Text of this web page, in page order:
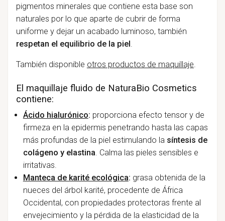
pigmentos minerales que contiene esta base son
naturales por lo que aparte de cubrir de forma
uniforme y dejar un acabado luminoso, también
respetan el equilibrio de la piel.
También disponible otros productos de maquillaje.
El maquillaje fluido de NaturaBio Cosmetics
contiene:
Ácido hialurónico: proporciona efecto tensor y de
firmeza en la epidermis penetrando hasta las capas
más profundas de la piel estimulando la síntesis de
colágeno y elastina. Calma las pieles sensibles e
irritativas.
Manteca de karité ecológica: grasa obtenida de la
nueces del árbol karité, procedente de África
Occidental, con propiedades protectoras frente al
envejecimiento y la pérdida de la elasticidad de la